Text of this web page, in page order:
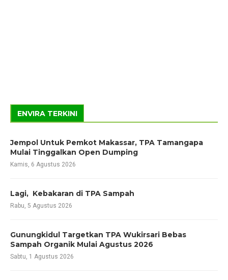
ENVIRA TERKINI
Jempol Untuk Pemkot Makassar, TPA Tamangapa
Mulai Tinggalkan Open Dumping
Kamis, 6 Agustus 2026
Lagi, Kebakaran di TPA Sampah
Rabu, 5 Agustus 2026
Gunungkidul Targetkan TPA Wukirsari Bebas
Sampah Organik Mulai Agustus 2026
Sabtu, 1 Agustus 2026